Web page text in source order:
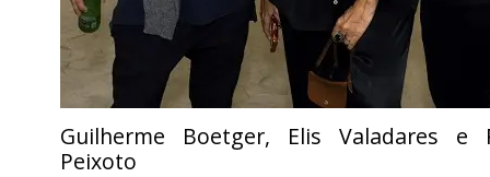
Guilherme Boetger, Elis Valadares e
Peixoto